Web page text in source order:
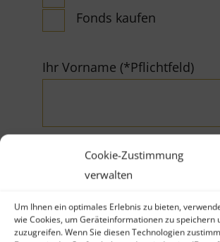
Cookie-Zustimmung
verwalten
Um Ihnen ein optimales Erlebnis zu bieten,
wie Cookies, um Geräteinformationen zu speichern
zuzugreifen. Wenn Sie diesen Technologien
Fonds kaufen
Ihr Vorname (*Pflichtfeld)